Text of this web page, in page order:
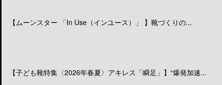
【ムーンスター 「In Use（インユース）」 】靴づくりの...
【子ども靴特集〈2026年春夏〉アキレス「瞬足」】“爆発加速...